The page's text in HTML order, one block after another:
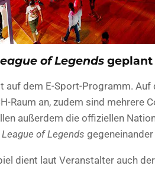
of Legends geplant
auf dem E-Sport-Programm.
Raum an, zudem sind mehrere
außerdem die offiziellen
League of Legends
dient laut Veranstalter auch